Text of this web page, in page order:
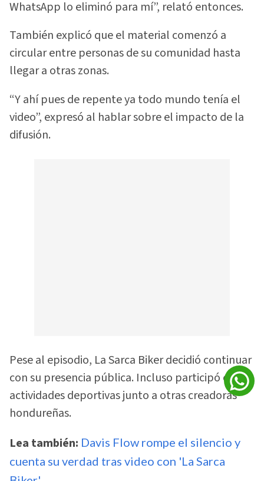
WhatsApp lo eliminó para mí”, relató entonces.
También explicó que el material comenzó a
circular entre personas de su comunidad hasta
llegar a otras zonas.
“Y ahí pues de repente ya todo mundo tenía el
video”, expresó al hablar sobre el impacto de la
difusión.
Pese al episodio, La Sarca Biker decidió continuar
con su presencia pública. Incluso participó en
actividades deportivas junto a otras creadoras
hondureñas.
Lea también: Davis Flow rompe el silencio y
cuenta su verdad tras video con 'La Sarca